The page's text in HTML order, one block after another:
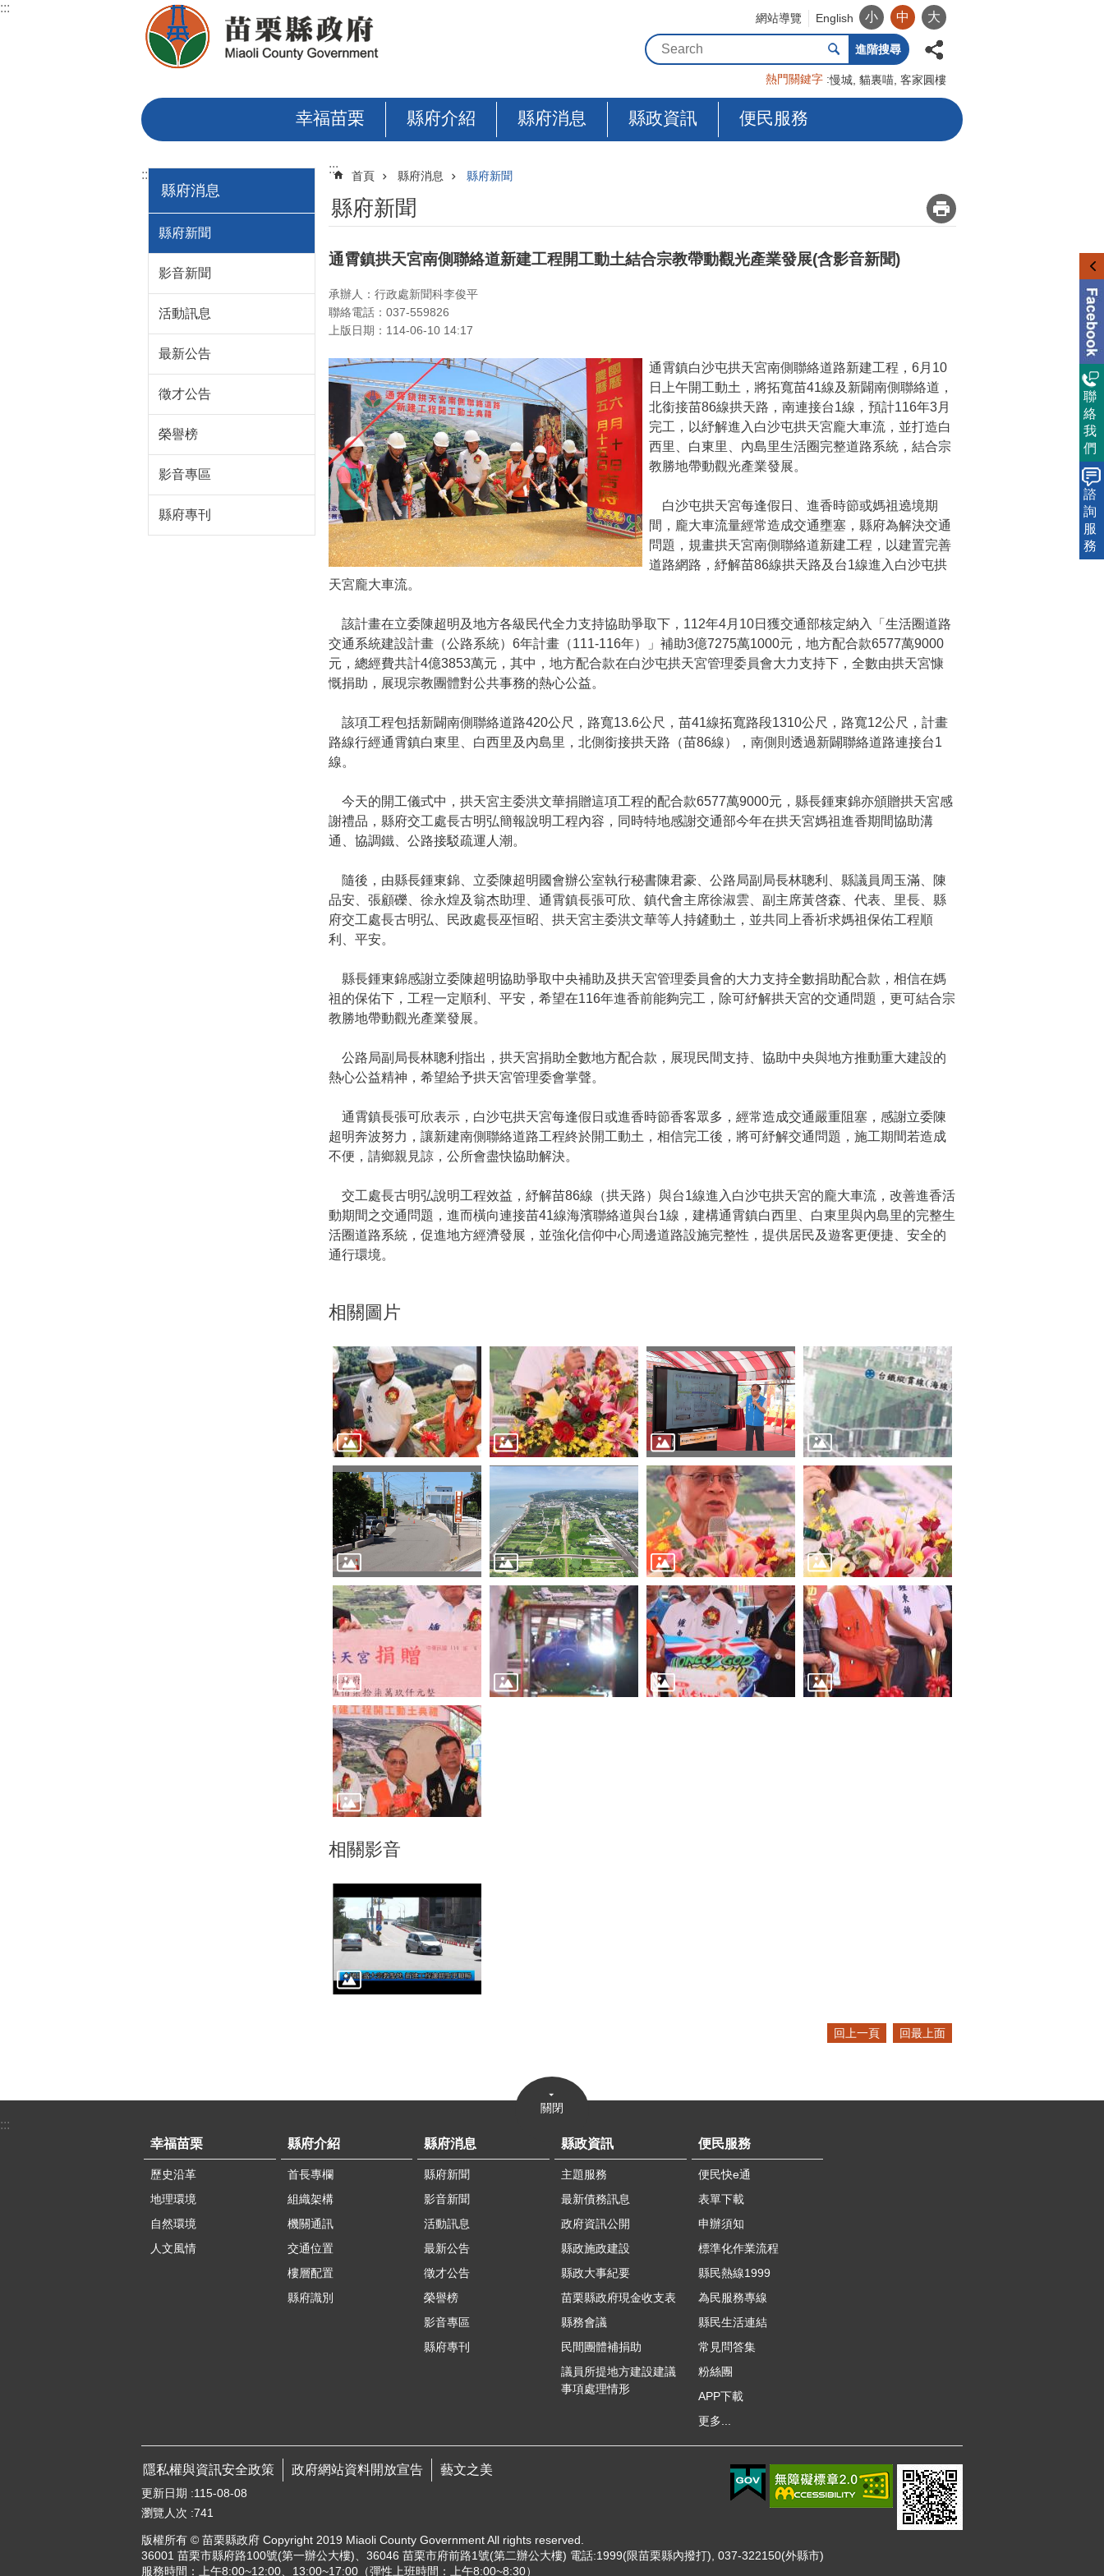
跳到主要內容區塊
:::
網站導覽 English 小 中 大
進階搜尋
熱門關鍵字 慢城 貓裏喵 客家圓樓
幸福苗栗 縣府介紹 縣府消息 縣政資訊 便民服務
:::
縣府消息
縣府新聞
影音新聞
活動訊息
最新公告
徵才公告
榮譽榜
影音專區
縣府專刊
::: 首頁 縣府消息 縣府新聞
縣府新聞 _
通霄鎮拱天宮南側聯絡道新建工程開工動土結合宗教帶動觀光產業發展(含影音新聞)
承辦人：行政處新聞科李俊平
聯絡電話：037-559826
上版日期：114-06-10 14:17
通霄鎮白沙屯拱天宮南側聯絡道路新建工程，6月10
日上午開工動土，將拓寬苗41線及新闢南側聯絡道，
北銜接苗86線拱天路，南連接台1線，預計116年3月
完工，以紓解進入白沙屯拱天宮龐大車流，並打造白
西里、白東里、內島里生活圈完整道路系統，結合宗
教勝地帶動觀光產業發展。
白沙屯拱天宮每逢假日、進香時節或媽祖遶境期
間，龐大車流量經常造成交通壅塞，縣府為解決交通
問題，規畫拱天宮南側聯絡道新建工程，以建置完善
道路網路，紓解苗86線拱天路及台1線進入白沙屯拱
天宮龐大車流。
該計畫在立委陳超明及地方各級民代全力支持協助爭取下，112年4月10日獲交通部核定納入「生活圈道路
交通系統建設計畫（公路系統）6年計畫（111-116年）」補助3億7275萬1000元，地方配合款6577萬9000
元，總經費共計4億3853萬元，其中，地方配合款在白沙屯拱天宮管理委員會大力支持下，全數由拱天宮慷
慨捐助，展現宗教團體對公共事務的熱心公益。
該項工程包括新闢南側聯絡道路420公尺，路寬13.6公尺，苗41線拓寬路段1310公尺，路寬12公尺，計畫
路線行經通霄鎮白東里、白西里及內島里，北側銜接拱天路（苗86線），南側則透過新闢聯絡道路連接台1
線。
今天的開工儀式中，拱天宮主委洪文華捐贈這項工程的配合款6577萬9000元，縣長鍾東錦亦頒贈拱天宮感
謝禮品，縣府交工處長古明弘簡報說明工程內容，同時特地感謝交通部今年在拱天宮媽祖進香期間協助溝
通、協調鐵、公路接駁疏運人潮。
隨後，由縣長鍾東錦、立委陳超明國會辦公室執行秘書陳君豪、公路局副局長林聰利、縣議員周玉滿、陳
品安、張顧礫、徐永煌及翁杰助理、通霄鎮長張可欣、鎮代會主席徐淑雲、副主席黃啓森、代表、里長、縣
府交工處長古明弘、民政處長巫恒昭、拱天宮主委洪文華等人持鏟動土，並共同上香祈求媽祖保佑工程順
利、平安。
縣長鍾東錦感謝立委陳超明協助爭取中央補助及拱天宮管理委員會的大力支持全數捐助配合款，相信在媽
祖的保佑下，工程一定順利、平安，希望在116年進香前能夠完工，除可紓解拱天宮的交通問題，更可結合宗
教勝地帶動觀光產業發展。
公路局副局長林聰利指出，拱天宮捐助全數地方配合款，展現民間支持、協助中央與地方推動重大建設的
熱心公益精神，希望給予拱天宮管理委會掌聲。
通霄鎮長張可欣表示，白沙屯拱天宮每逢假日或進香時節香客眾多，經常造成交通嚴重阻塞，感謝立委陳
超明奔波努力，讓新建南側聯絡道路工程終於開工動土，相信完工後，將可紓解交通問題，施工期間若造成
不便，請鄉親見諒，公所會盡快協助解決。
交工處長古明弘說明工程效益，紓解苗86線（拱天路）與台1線進入白沙屯拱天宮的龐大車流，改善進香活
動期間之交通問題，進而橫向連接苗41線海濱聯絡道與台1線，建構通霄鎮白西里、白東里與內島里的完整生
活圈道路系統，促進地方經濟發展，並強化信仰中心周邊道路設施完整性，提供居民及遊客更便捷、安全的
通行環境。
相關圖片
相關影音
回上一頁 回最上面
關閉
:::
幸福苗栗
歷史沿革
地理環境
自然環境
人文風情
縣府介紹
首長專欄
組織架構
機關通訊
交通位置
樓層配置
縣府識別
縣府消息
縣府新聞
影音新聞
活動訊息
最新公告
徵才公告
榮譽榜
影音專區
縣府專刊
縣政資訊
主題服務
最新債務訊息
政府資訊公開
縣政施政建設
縣政大事紀要
苗栗縣政府現金收支表
縣務會議
民間團體補捐助
議員所提地方建設建議
事項處理情形
便民服務
便民快e通
表單下載
申辦須知
標準化作業流程
縣民熱線1999
為民服務專線
縣民生活連結
常見問答集
粉絲團
APP下載
更多...
隱私權與資訊安全政策 政府網站資料開放宣告 藝文之美
更新日期
115-08-08
瀏覽人次 741
版權所有 © 苗栗縣政府 Copyright 2019 Miaoli County Government All rights reserved.
36001 苗栗市縣府路100號(第一辦公大樓)、36046 苗栗市府前路1號(第二辦公大樓) 電話:1999(限苗栗縣內撥打), 037-322150(外縣市)
服務時間：上午8:00~12:00、13:00~17:00（彈性上班時間：上午8:00~8:30）
聯
絡
我
們
諮
詢
服
務